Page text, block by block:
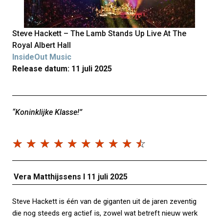
Steve Hackett – The Lamb Stands Up Live At The
Royal Albert Hall
InsideOut Music
Release datum: 11 juli 2025
“Koninklijke Klasse!”
☆ ☆ ☆ ☆ ☆ ☆ ☆ ☆ ☆ ☆
Vera Matthijssens I 11 juli 2025
Steve Hackett is één van de giganten uit de jaren zeventig
die nog steeds erg actief is, zowel wat betreft nieuw werk